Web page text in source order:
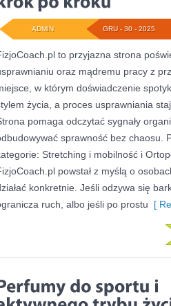
GRU - 30 - 2025
ADMIN
to przyjazna strona
oraz mądremu pracy z
w którym doświadczenie
życia, a proces usprawniania
pomaga odczytać sygnały
sprawność bez chaosu.
Stretching i mobilność i
powstał z myślą o
konkretnie. Jeśli odzywa się
ruch, albo jeśli po prostu [